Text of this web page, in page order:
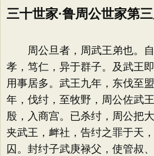
三十世家·鲁周公世家第
周公旦者，周武王弟也。自
孝，笃仁，异于群子。及武王
用事居多。武王九年，东伐至
年，伐纣，至牧野，周公佐武
殷，入商宫。已杀纣，周公把
夹武王，衅社，告纣之罪于天
囚。封纣子武庚禄父，使管叔